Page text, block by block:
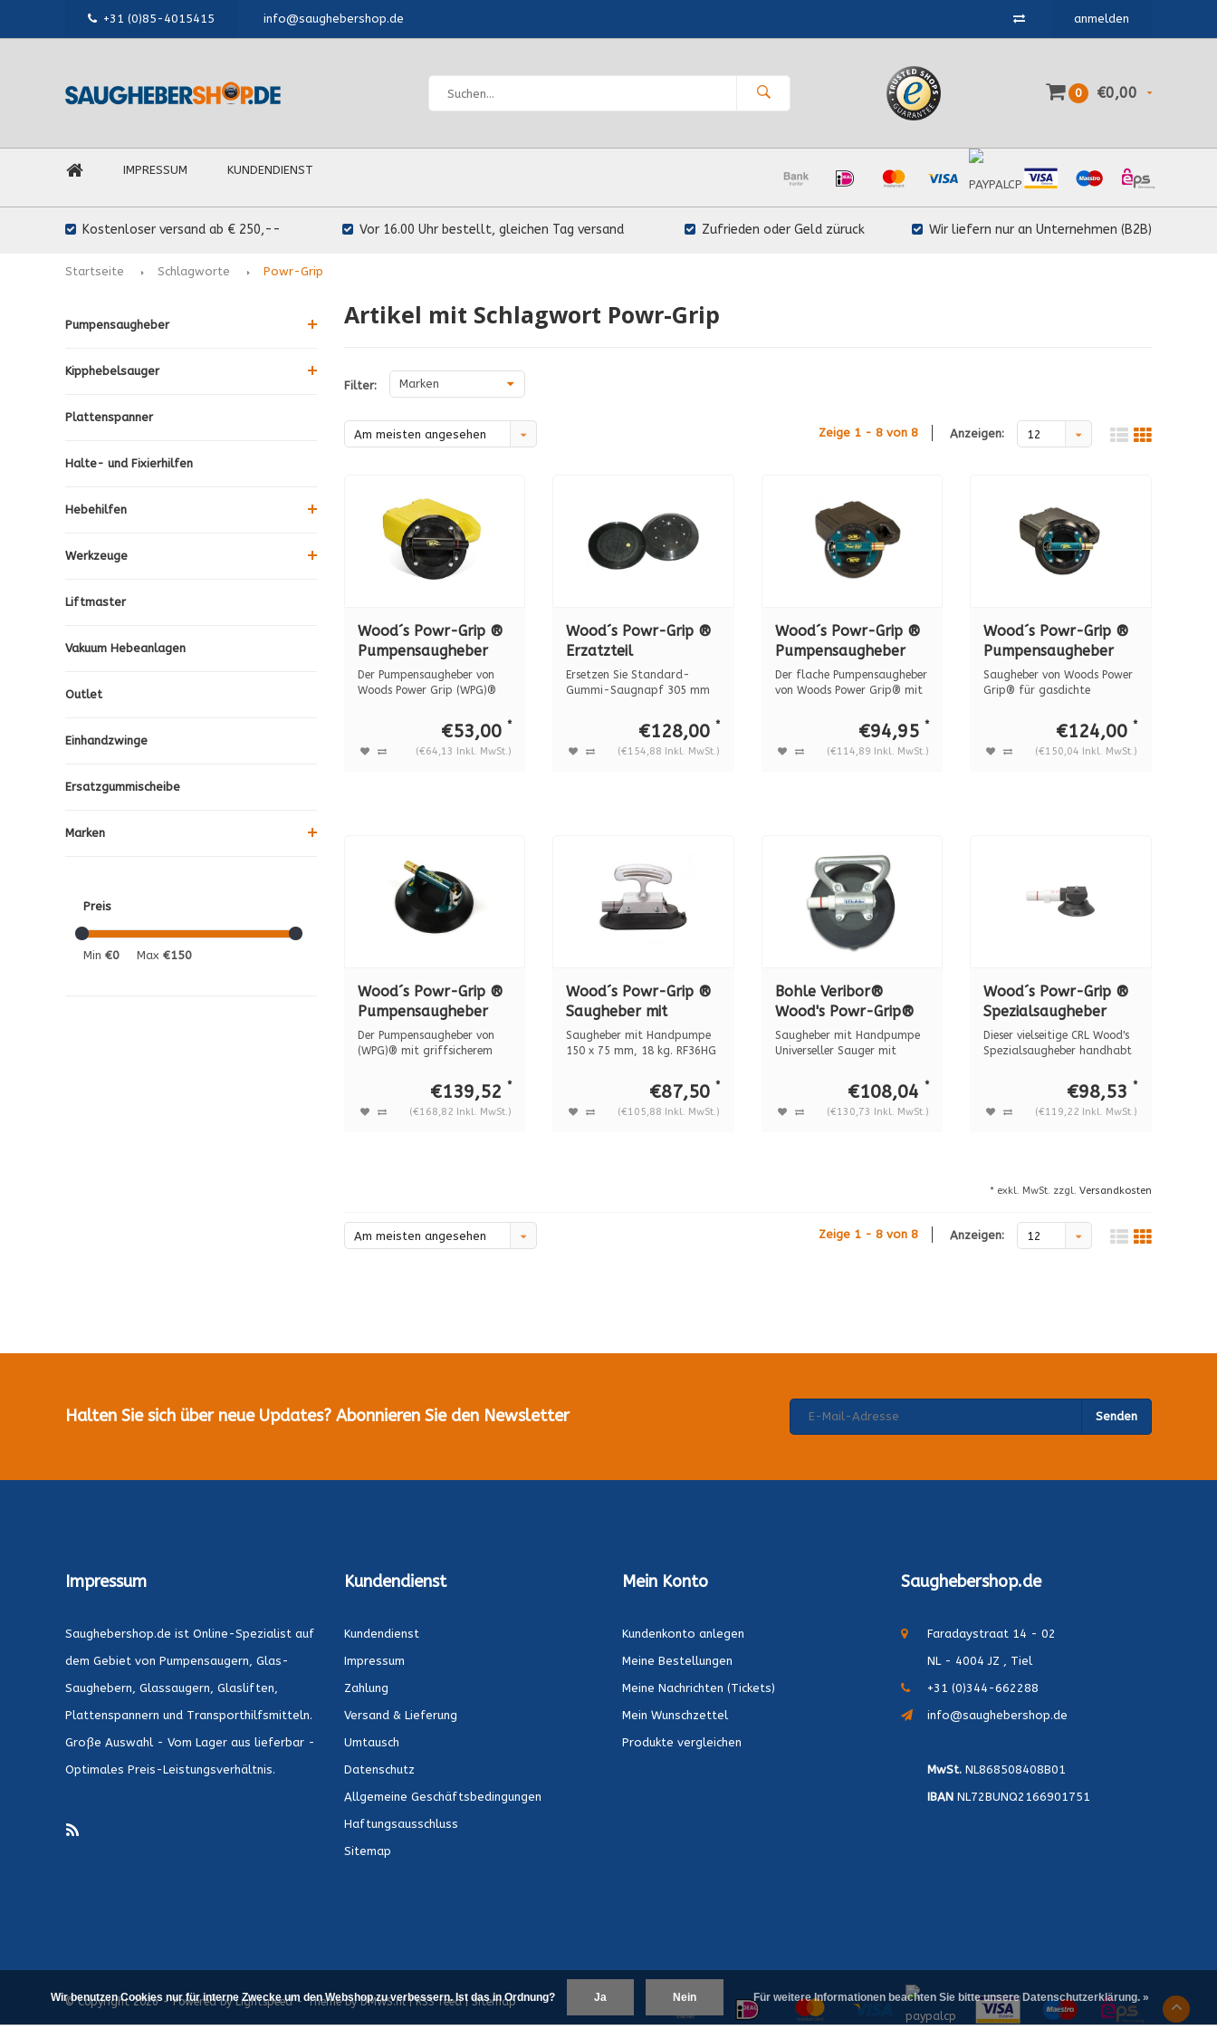
+31 (0)85-4015415 info@saughebershop.de anmelden
0 €0,00
IMPRESSUM KUNDENDIENST
Kostenloser versand ab € 250,-- Vor 16.00 Uhr bestellt, gleichen Tag versand Zufrieden oder Geld züruck Wir liefern nur an Unternehmen (B2B)
Startseite Schlagworte Powr-Grip
Pumpensaugheber
Kipphebelsauger
Plattenspanner
Halte- und Fixierhilfen
Hebehilfen
Werkzeuge
Liftmaster
Vakuum Hebeanlagen
Outlet
Einhandzwinge
Ersatzgummischeibe
Marken
Preis
Min €0 Max €150
Artikel mit Schlagwort Powr-Grip
Filter: Marken
Am meisten angesehen Zeige 1 - 8 von 8 Anzeigen: 12
Wood´s Powr-Grip ®
Pumpensaugheber
N4000, lexan. 57 kg
Der Pumpensaugheber von
Woods Power Grip (WPG)®
€53,00 *
(€64,13 Inkl. MwSt.)
Wood´s Powr-Grip ®
Erzatzteil
Saugscheibe 305mm
nr. G3370 für WPG
Ersetzen Sie Standard-
Gummi-Saugnapf 305 mm
€128,00 *
(€154,88 Inkl. MwSt.)
Wood´s Powr-Grip ®
Pumpensaugheber
N4950 metall, 57 kg.
Der flache Pumpensaugheber
von Woods Power Grip® mit
€94,95 *
(€114,89 Inkl. MwSt.)
Wood´s Powr-Grip ®
Pumpensaugheber
N5450 METALL, 68
kg.
Saugheber von Woods Power
Grip® für gasdichte
€124,00 *
(€150,04 Inkl. MwSt.)
Wood´s Powr-Grip ®
Pumpensaugheber
N6450, METALL, 79
kg.
Der Pumpensaugheber von
(WPG)® mit griffsicherem
€139,52 *
(€168,82 Inkl. MwSt.)
Wood´s Powr-Grip ®
Saugheber mit
Handpumpe oval 150
x 75 mm, 18 kg.
Saugheber mit Handpumpe
150 x 75 mm, 18 kg. RF36HG
€87,50 *
(€105,88 Inkl. MwSt.)
Bohle Veribor®
Wood's Powr-Grip®
Saugheber mit
Handpumpe-BO
Saugheber mit Handpumpe
Universeller Sauger mit
€108,04 *
(€130,73 Inkl. MwSt.)
Wood´s Powr-Grip ®
Spezialsaugheber
TL3AMB BO5312025
Dieser vielseitige CRL Wood's
Spezialsaugheber handhabt
€98,53 *
(€119,22 Inkl. MwSt.)
* exkl. MwSt. zzgl. Versandkosten
Am meisten angesehen Zeige 1 - 8 von 8 Anzeigen: 12
Halten Sie sich über neue Updates? Abonnieren Sie den Newsletter Senden
Impressum
Saughebershop.de ist Online-Spezialist auf
dem Gebiet von Pumpensaugern, Glas-
Saughebern, Glassaugern, Glasliften,
Plattenspannern und Transporthilfsmitteln.
Große Auswahl - Vom Lager aus lieferbar -
Optimales Preis-Leistungsverhältnis.
Kundendienst
Kundendienst
Impressum
Zahlung
Versand & Lieferung
Umtausch
Datenschutz
Allgemeine Geschäftsbedingungen
Haftungsausschluss
Sitemap
Mein Konto
Kundenkonto anlegen
Meine Bestellungen
Meine Nachrichten (Tickets)
Mein Wunschzettel
Produkte vergleichen
Saughebershop.de
Faradaystraat 14 - 02
NL - 4004 JZ , Tiel
+31 (0)344-662288
info@saughebershop.de
MwSt.NL868508408B01
IBANNL72BUNQ2166901751
© Copyright 2026 - Powered byLightspeed- Theme byDMWS.nl|RSS feed|Sitemap
Wir benutzen Cookies nur für interne Zwecke um den Webshop zu verbessern. Ist das in Ordnung? Ja Nein Für weitere Informationen beachten Sie bitte unsere Datenschutzerklärung. »